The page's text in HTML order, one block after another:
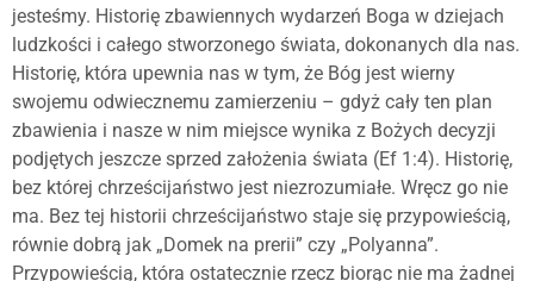
jesteśmy. Historię zbawiennych wydarzeń Boga w dziejach
ludzkości i całego stworzonego świata, dokonanych dla nas.
Historię, która upewnia nas w tym, że Bóg jest wierny
swojemu odwiecznemu zamierzeniu – gdyż cały ten plan
zbawienia i nasze w nim miejsce wynika z Bożych decyzji
podjętych jeszcze sprzed założenia świata (Ef 1:4). Historię,
bez której chrześcijaństwo jest niezrozumiałe. Wręcz go nie
ma. Bez tej historii chrześcijaństwo staje się przypowieścią,
równie dobrą jak „Domek na prerii” czy „Polyanna”.
Przypowieścią, która ostatecznie rzecz biorąc nie ma żadnej